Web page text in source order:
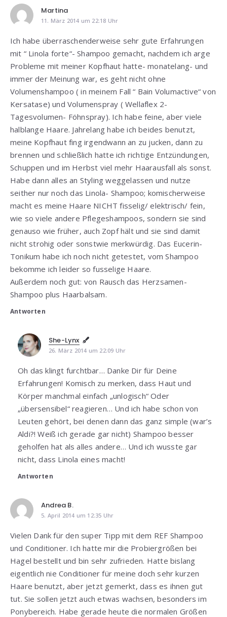
Martina
11. März 2014 um 22:18 Uhr
Ich habe überraschenderweise sehr gute Erfahrungen
mit “ Linola forte“- Shampoo gemacht, nachdem ich arge
Probleme mit meiner Kopfhaut hatte- monatelang- und
immer der Meinung war, es geht nicht ohne
Volumenshampoo ( in meinem Fall “ Bain Volumactive“ von
Kersatase) und Volumenspray ( Wellaflex 2-
Tagesvolumen- Föhnspray). Ich habe feine, aber viele
halblange Haare. Jahrelang habe ich beides benutzt,
meine Kopfhaut fing irgendwann an zu jucken, dann zu
brennen und schließlich hatte ich richtige Entzündungen,
Schuppen und im Herbst viel mehr Haarausfall als sonst.
Habe dann alles an Styling weggelassen und nutze
seither nur noch das Linola- Shampoo; komischerweise
macht es meine Haare NICHT fisselig/ elektrisch/ fein,
wie so viele andere Pflegeshampoos, sondern sie sind
genauso wie früher, auch Zopf hält und sie sind damit
nicht strohig oder sonstwie merkwürdig. Das Eucerin-
Tonikum habe ich noch nicht getestet, vom Shampoo
bekomme ich leider so fusselige Haare.
Außerdem noch gut: von Rausch das Herzsamen-
Shampoo plus Haarbalsam.
Antworten
She-Lynx
26. März 2014 um 22:09 Uhr
Oh das klingt furchtbar… Danke Dir für Deine
Erfahrungen! Komisch zu merken, dass Haut und
Körper manchmal einfach „unlogisch“ Oder
„übersensibel“ reagieren… Und ich habe schon von
Leuten gehört, bei denen dann das ganz simple (war’s
Aldi?! Weiß ich gerade gar nicht) Shampoo besser
geholfen hat als alles andere… Und ich wusste gar
nicht, dass Linola eines macht!
Antworten
Andrea B.
5. April 2014 um 12:35 Uhr
Vielen Dank für den super Tipp mit dem REF Shampoo
und Conditioner. Ich hatte mir die Probiergrößen bei
Hagel bestellt und bin sehr zufrieden. Hatte bislang
eigentlich nie Conditioner für meine doch sehr kurzen
Haare benutzt, aber jetzt gemerkt, dass es ihnen gut
tut. Sie sollen jetzt auch etwas wachsen, besonders im
Ponybereich. Habe gerade heute die normalen Größen